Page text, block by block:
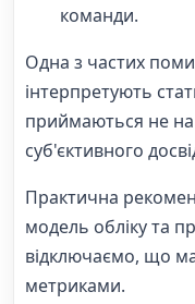
команди.
Одна з частих
інтерпретують
приймаються не на
суб'єктивного
Практична
модель обліку та
відключаємо, що
метриками.